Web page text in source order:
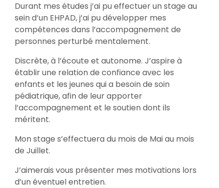
Durant mes études j’ai pu effectuer un stage au
sein d’un EHPAD, j’ai pu développer mes
compétences dans l’accompagnement de
personnes perturbé mentalement.
Discrète, à l’écoute et autonome. J’aspire à
établir une relation de confiance avec les
enfants et les jeunes qui a besoin de soin
pédiatrique, afin de leur apporter
l’accompagnement et le soutien dont ils
méritent.
Mon stage s’effectuera du mois de Mai au mois
de Juillet.
J’aimerais vous présenter mes motivations lors
d’un éventuel entretien.